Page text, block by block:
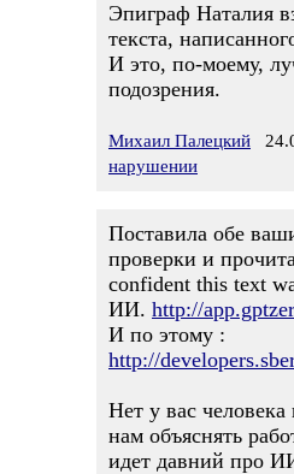
Эпиграф Наталия
текста,
И это, по‑моему,
подозрения.
Михаил Палецкий
нарушении
Поставила обе
проверки и
confident this text
ИИ. http://
И по этому :
http://
Нет у вас
нам объяснять
идет давний про